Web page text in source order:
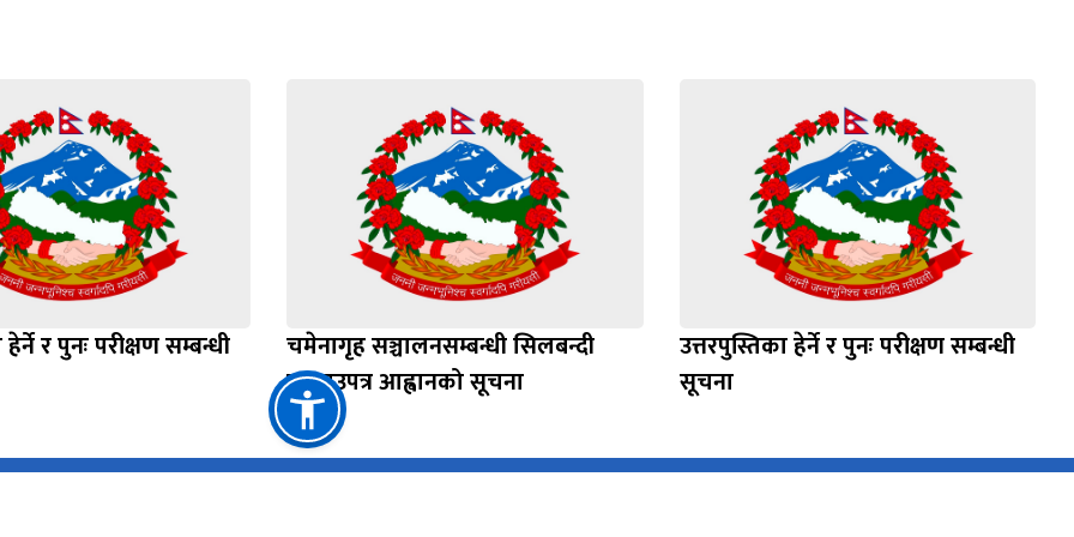
र पुनः परीक्षण सम्बन्धी
चमेनागृह सञ्चालनसम्बन्धी सिलबन्दी
दरभाउपत्र आह्वानको सूचना
उत्तरपुस्तिका हेर्ने र पुनः परीक्षण सम्बन्धी
सूचना